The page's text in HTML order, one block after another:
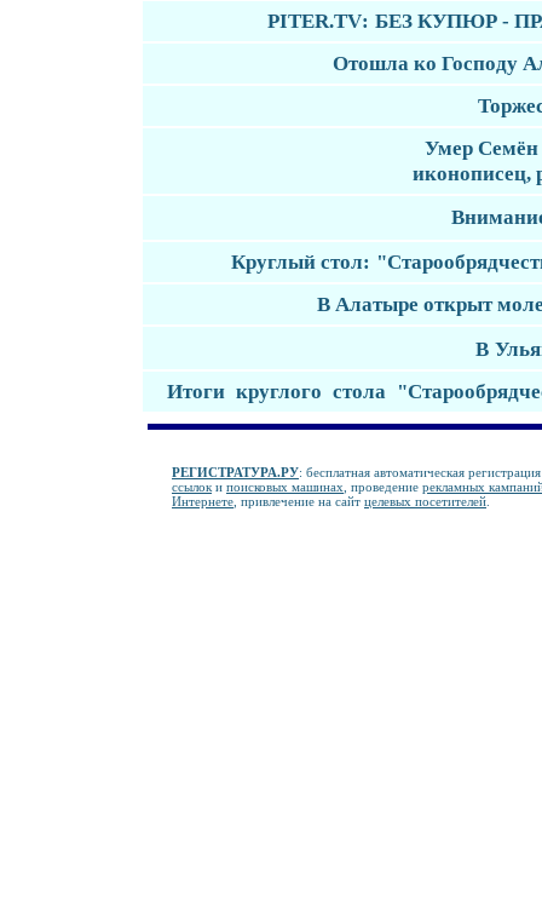
PITER.TV: БЕЗ КУПЮР -
Отошла ко Господу
Умер Семён
иконописец,
Круглый стол:
В Алатыре открыт
В
Итоги круглого стола
РЕГИСТРАТУРА.РУ: бесплатная автоматическая
ссылок и поисковых машинах , проведение рекламных
Интернете , привлечение на сайт целевых посетителей